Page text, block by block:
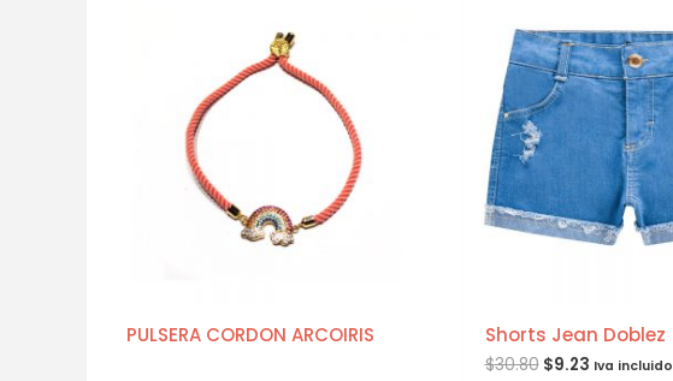
PULSERA CORDON ARCOIRIS Shorts Jean Doblez
$30.80 $9.23 Iva incluido